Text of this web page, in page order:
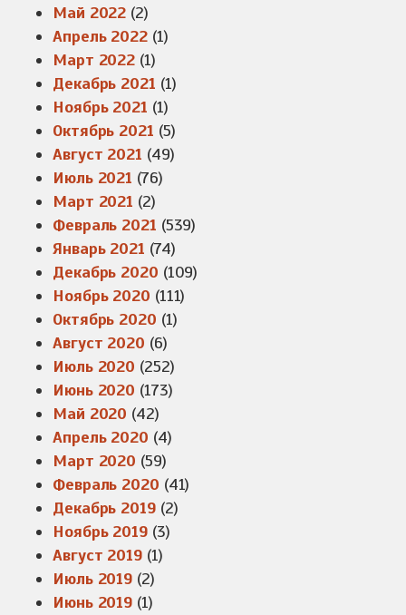
Май 2022 (2)
Апрель 2022(1)
Март 2022 (1)
Декабрь 2021 (1)
Ноябрь 2021 (1)
Октябрь 2021 (5)
Август 2021 (49)
Июль 2021 (76)
Март 2021 (2)
Февраль 2021 (539)
Январь 2021 (74)
Декабрь 2020 (109)
Ноябрь 2020 (111)
Октябрь 2020 (1)
Август 2020 (6)
Июль 2020 (252)
Июнь 2020 (173)
Май 2020 (42)
Апрель 2020 (4)
Март 2020 (59)
Февраль 2020 (41)
Декабрь 2019(2)
Ноябрь 2019(3)
Август 2019(1)
Июль 2019 (2)
Июнь 2019 (1)